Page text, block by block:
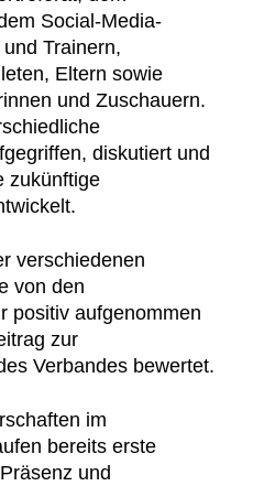
Social-Media-
Trainern,
Eltern sowie
und Zuschauern.
diskutiert und
zukünftige
verschiedenen
von den
positiv aufgenommen
zur
Verbandes bewertet.
im
bereits erste
und